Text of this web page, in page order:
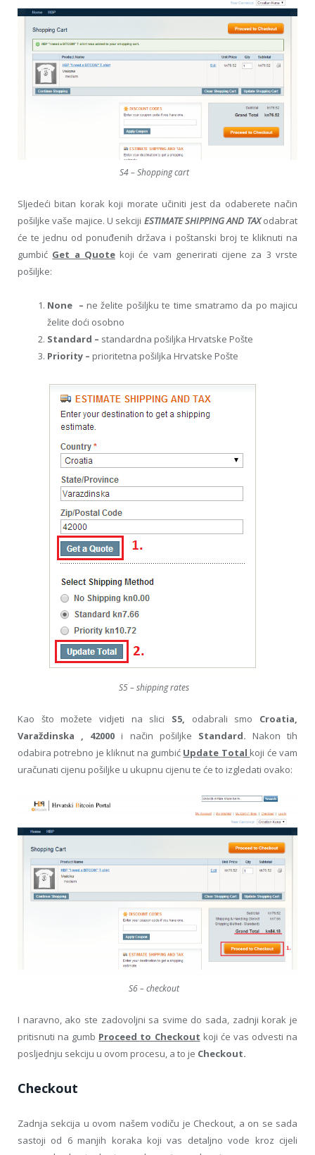
S4 – Shopping cart
Sljedeći bitan korak koji morate učiniti jest da odaberete način
pošiljke vaše majice. U sekciji ESTIMATE SHIPPING AND TAXodabrat
će te jednu od ponuđenih država i poštanski broj te kliknuti na
gumbić Get a Quote koji će vam generirati cijene za 3 vrste
pošiljke:
None – ne želite pošiljku te time smatramo da po majicu
želite doći osobno
Standard – standardna pošiljka Hrvatske Pošte
Priority – prioritetna pošiljka Hrvatske Pošte
S5 – shipping rates
Kao što možete vidjeti na slici S5, odabrali smo Croatia,
Varaždinska , 42000 i način pošiljke Standard. Nakon tih
odabira potrebno je kliknut na gumbić Update Total koji će vam
uračunati cijenu pošiljke u ukupnu cijenu te će to izgledati ovako:
S6 – checkout
I naravno, ako ste zadovoljni sa svime do sada, zadnji korak je
pritisnuti na gumb Proceed to Checkout koji će vas odvesti na
posljednju sekciju u ovom procesu, a to je Checkout.
Checkout
Zadnja sekcija u ovom našem vodiču je Checkout, a on se sada
sastoji od 6 manjih koraka koji vas detaljno vode kroz cijeli